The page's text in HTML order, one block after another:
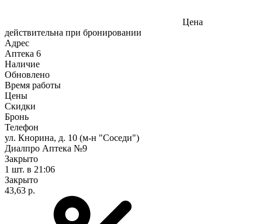
Цена
действительна при бронировании
Адрес
Аптека 6
Наличие
Обновлено
Время работы
Цены
Скидки
Бронь
Телефон
ул. Кнорина, д. 10 (м-н "Соседи")
Диалпро Аптека №9
Закрыто
1 шт. в 21:06
Закрыто
43,63 р.